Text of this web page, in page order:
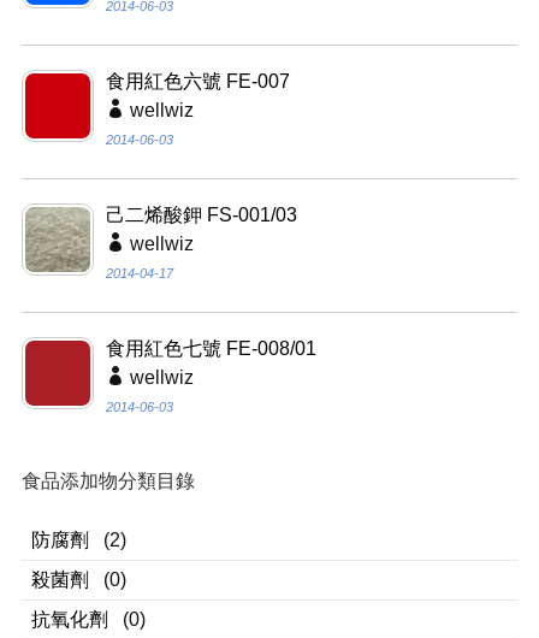
2014-06-03
食用紅色六號 FE-007
wellwiz
2014-06-03
己二烯酸鉀 FS-001/03
wellwiz
2014-04-17
食用紅色七號 FE-008/01
wellwiz
2014-06-03
食品添加物分類目錄
防腐劑
(2)
殺菌劑
(0)
抗氧化劑
(0)